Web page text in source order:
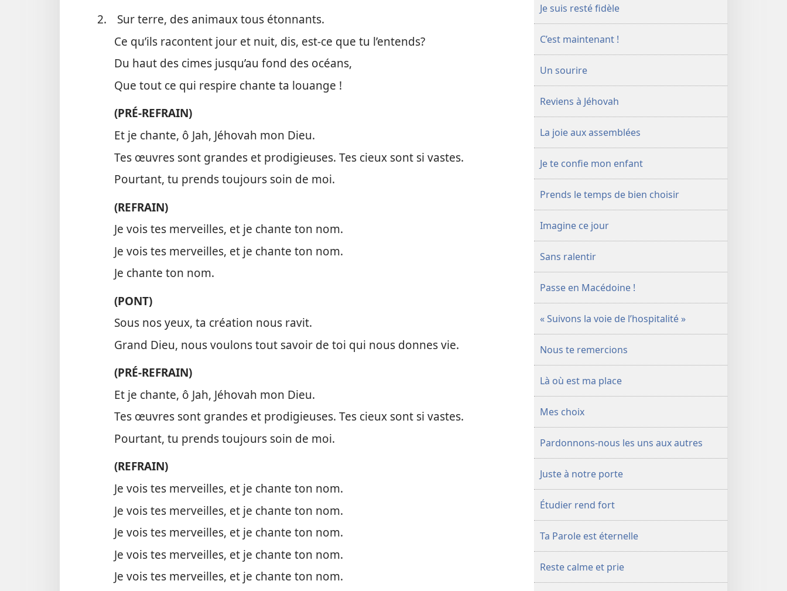
2.
Sur terre, des animaux tous étonnants.
Ce qu’ils racontent jour et nuit, dis, est-​ce que tu l’entends?
Du haut des cimes jusqu’au fond des océans,
Que tout ce qui respire chante ta louange !
(PRÉ-REFRAIN)
Et je chante, ô Jah, Jéhovah mon Dieu.
Tes œuvres sont grandes et prodigieuses. Tes cieux sont si vastes.
Pourtant, tu prends toujours soin de moi.
(REFRAIN)
Je vois tes merveilles, et je chante ton nom.
Je vois tes merveilles, et je chante ton nom.
Je chante ton nom.
(PONT)
Sous nos yeux, ta création nous ravit.
Grand Dieu, nous voulons tout savoir de toi qui nous donnes vie.
(PRÉ-REFRAIN)
Et je chante, ô Jah, Jéhovah mon Dieu.
Tes œuvres sont grandes et prodigieuses. Tes cieux sont si vastes.
Pourtant, tu prends toujours soin de moi.
(REFRAIN)
Je vois tes merveilles, et je chante ton nom.
Je vois tes merveilles, et je chante ton nom.
Je vois tes merveilles, et je chante ton nom.
Je vois tes merveilles, et je chante ton nom.
Je vois tes merveilles, et je chante ton nom.
Je suis resté fidèle
C’est maintenant !
Un sourire
Reviens à Jéhovah
La joie aux assemblées
Je te confie mon enfant
Prends le temps de bien choisir
Imagine ce jour
Sans ralentir
Passe en Macédoine !
« Suivons la voie de l’hospitalité »
Nous te remercions
Là où est ma place
Mes choix
Pardonnons-​nous les uns aux autres
Juste à notre porte
Étudier rend fort
Ta Parole est éternelle
Reste calme et prie